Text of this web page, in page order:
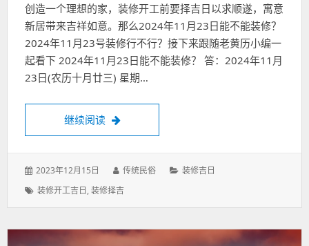
创造一个理想的家，装修开工前要择吉日以求顺遂，寓意
新居带来吉祥如意。那么2024年11月23日能不能装修？
2024年11月23号装修行不行？接下来跟随老黄历小编一
起看下 2024年11月23日能不能装修？ 答：2024年11月
23日(农历十月廿三) 星期…
继续阅读 2024年11月23日能不能装修？2024年11
发
于：
2023年12月15日
作
传统民俗
分
装修吉日
标
装修开工吉日,装修择吉